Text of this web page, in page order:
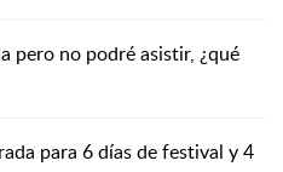
pero no podré asistir, ¿qué
para 6 días de festival y 4